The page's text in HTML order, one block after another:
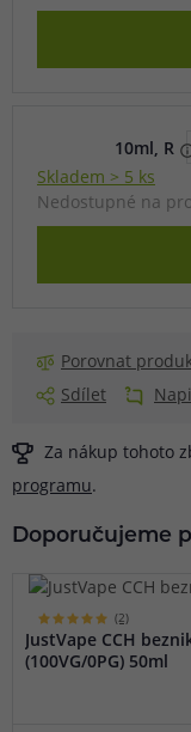
10ml, R
Skladem > 5 ks
Nedostupné na
Porovnat
Sdílet
Za nákup tohoto
programu.
Doporučujeme
(2)
JustVape CCH
(100VG/0PG) 50ml